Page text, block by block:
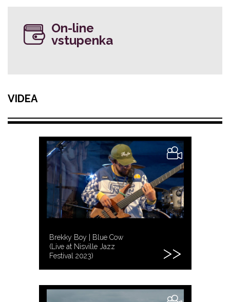
On-line
vstupenka
VIDEA
Brekky Boy | Blue Cow
(Live at Nisville Jazz
Festival 2023)